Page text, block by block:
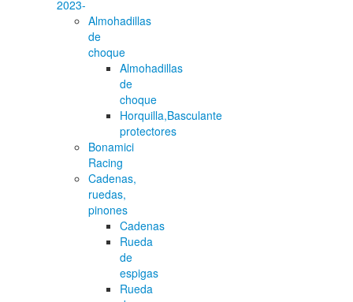
2023-
Almohadillas
de
choque
Almohadillas
de
choque
Horquilla,Basculante
protectores
Bonamici
Racing
Cadenas,
ruedas,
pinones
Cadenas
Rueda
de
espigas
Rueda